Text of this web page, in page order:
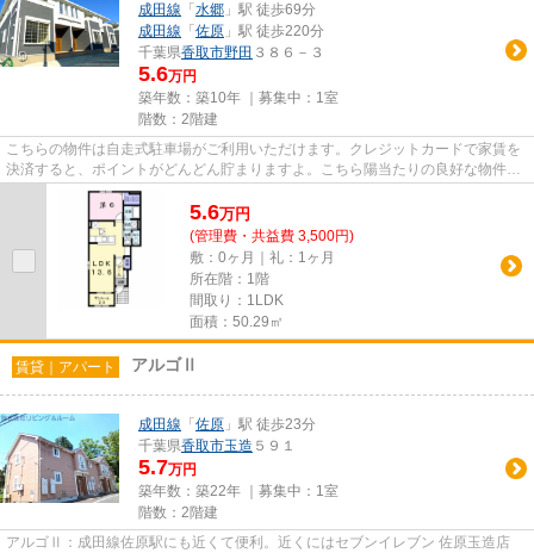
成田線 「 水郷 」駅 徒歩69分
成田線 「 佐原 」駅 徒歩220分
千葉県香取市野田 ３８６－３
5.6万円
築年数：築10年 ｜募集中： 1室
階数：2階建
こちらの物件は自走式駐車場がご利用いただけます。クレジットカードで家賃を
決済すると、ポイントがどんどん貯まりますよ。こちら陽当たりの良好な物件で
す。重たいゴミの持ち運びが...
5.6万円
(管理費・共益費 3,500円)
敷：0ヶ月｜礼：1ヶ月
所在階：1階
間取り：1LDK
面積：50.29㎡
賃貸｜アパート アルゴⅡ
成田線 「 佐原 」駅 徒歩23分
千葉県香取市玉造 ５９１
5.7万円
築年数：築22年 ｜募集中： 1室
階数：2階建
アルゴⅡ：成田線佐原駅にも近くて便利。近くにはセブンイレブン 佐原玉造店